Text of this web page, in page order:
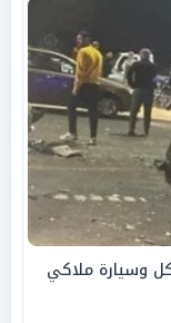
وسيارة ملاكي